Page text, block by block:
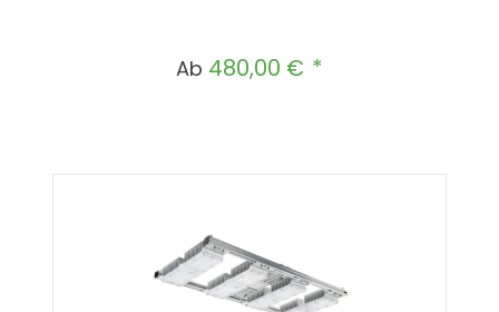
Regulärer Preis:
Ab 480,00 €